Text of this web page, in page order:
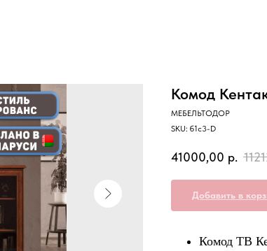
Комод
МЕБЕЛЬТОДОР
SKU: б1с3-D
41000,00 р.
Добавить в
Комод ТВ